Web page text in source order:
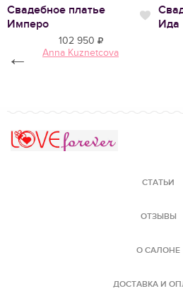
Свадебное платье
Имперо
102 950
Anna Kuznetcova
Ида
←
СТАТЬИ
ОТЗЫВЫ
О САЛОНЕ
ДОСТАВКА И